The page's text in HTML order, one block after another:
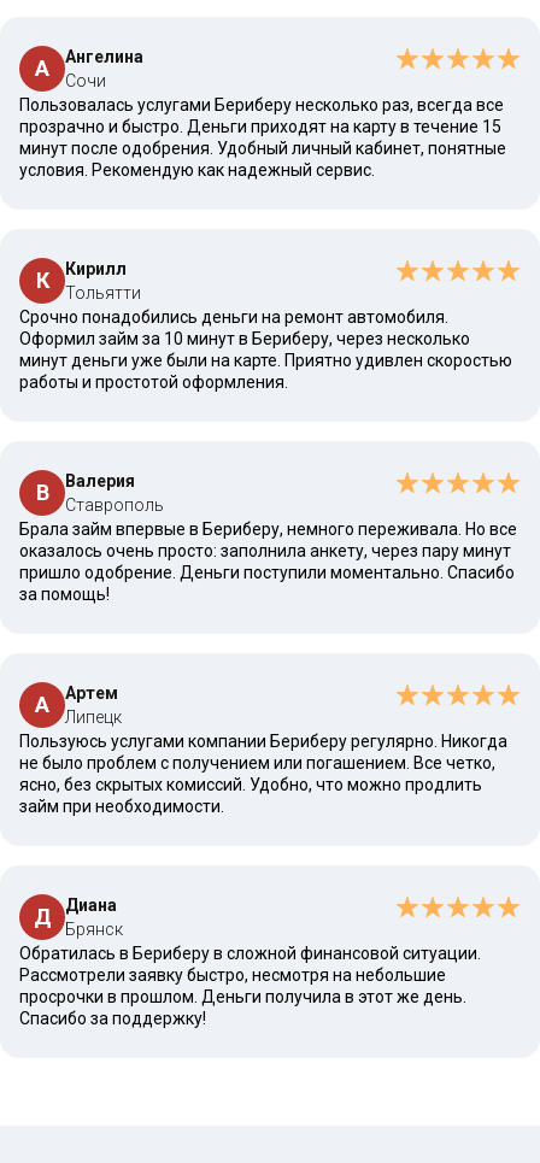
А
Ангелина
Сочи
Пользовалась услугами Бериберу несколько раз, всегда все
прозрачно и быстро. Деньги приходят на карту в течение 15
минут после одобрения. Удобный личный кабинет, понятные
условия. Рекомендую как надежный сервис.
К
Кирилл
Тольятти
Срочно понадобились деньги на ремонт автомобиля.
Оформил займ за 10 минут в Бериберу, через несколько
минут деньги уже были на карте. Приятно удивлен скоростью
работы и простотой оформления.
В
Валерия
Ставрополь
Брала займ впервые в Бериберу, немного переживала. Но все
оказалось очень просто: заполнила анкету, через пару минут
пришло одобрение. Деньги поступили моментально. Спасибо
за помощь!
А
Артем
Липецк
Пользуюсь услугами компании Бериберу регулярно. Никогда
не было проблем с получением или погашением. Все четко,
ясно, без скрытых комиссий. Удобно, что можно продлить
займ при необходимости.
Д
Диана
Брянск
Обратилась в Бериберу в сложной финансовой ситуации.
Рассмотрели заявку быстро, несмотря на небольшие
просрочки в прошлом. Деньги получила в этот же день.
Спасибо за поддержку!